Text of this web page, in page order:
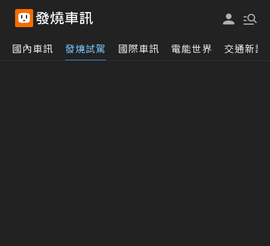
國內車訊 發燒試駕 國際車訊 電能世界 交通新訊